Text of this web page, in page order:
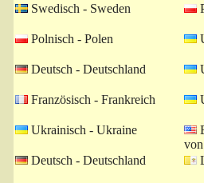
Swedisch - Sweden
Polnisch - Polen
Deutsch - Deutschland
Französisch - Frankreich
Ukrainisch - Ukraine
Deutsch - Deutschland